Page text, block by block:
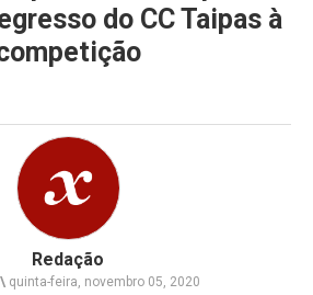
do CC Taipas à
Redação
quinta-feira, novembro 05, 2020